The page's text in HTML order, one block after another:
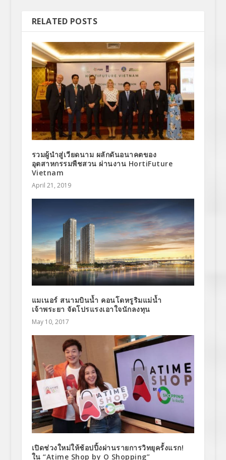
RELATED POSTS
รวมผู้นำสู่เวียดนาม ผลักดันอนาคตของ
อุตสาหกรรมพืชสวน ผ่านงาน HortiFuture
Vietnam
April 21, 2019
แมเนอร์ สนามบินน้ำ คอนโดหรูริมแม่น้ำ
เจ้าพระยา จัดโปรแรงเอาใจนักลงทุน
May 10, 2017
เปิดช่วงใหม่ให้ช้อปปิ้งผ่านรายการวิทยุครั้งแรก!
ใน “Atime Shop by O Shopping”